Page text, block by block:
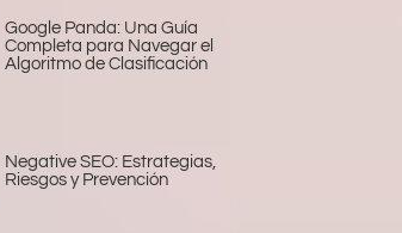
Google Panda: Una Guía
Completa para Navegar el
Algoritmo de Clasificación
Negative SEO: Estrategias,
Riesgos y Prevención